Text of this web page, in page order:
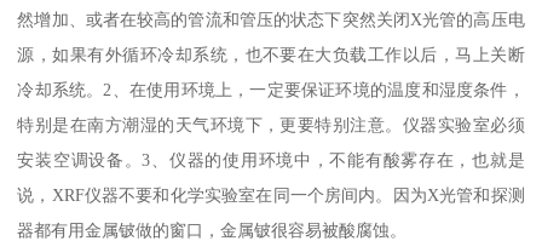
然增加、或者在较高的管流和管压的状态下突然关闭X光管的高压电
源，如果有外循环冷却系统，也不要在大负载工作以后，马上关断
冷却系统。2、在使用环境上，一定要保证环境的温度和湿度条件，
特别是在南方潮湿的天气环境下，更要特别注意。仪器实验室必须
安装空调设备。3、仪器的使用环境中，不能有酸雾存在，也就是
说，XRF仪器不要和化学实验室在同一个房间内。因为X光管和探测
器都有用金属铍做的窗口，金属铍很容易被酸腐蚀。